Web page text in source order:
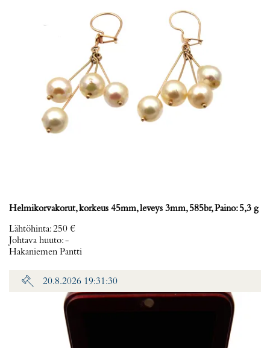
Helmikorvakorut, korkeus 45mm, leveys 3mm, 585br, Paino: 5,3 g
Lähtöhinta:250 €
Johtava huuto:-
Hakaniemen Pantti
20.8.2026 19:31:30